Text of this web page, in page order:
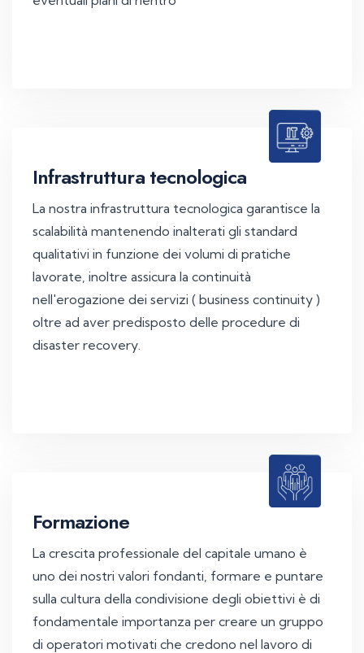
Infrastruttura tecnologica
La nostra infrastruttura tecnologica garantisce la
scalabilità mantenendo inalterati gli standard
qualitativi in funzione dei volumi di pratiche
lavorate, inoltre assicura la continuità
nell'erogazione dei servizi ( business continuity )
oltre ad aver predisposto delle procedure di
disaster recovery.
Formazione
La crescita professionale del capitale umano è
uno dei nostri valori fondanti, formare e puntare
sulla cultura della condivisione degli obiettivi è di
fondamentale importanza per creare un gruppo
di operatori motivati che credono nel lavoro di